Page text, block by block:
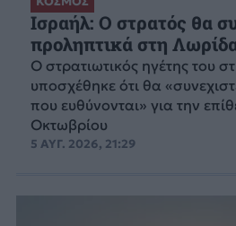
Ισραήλ: Ο στρατός θα
προληπτικά στη
Ο στρατιωτικός ηγέτης του
υποσχέθηκε ότι θα
που ευθύνονται» για την
Οκτωβρίου
5 ΑΥΓ. 2026, 21:29